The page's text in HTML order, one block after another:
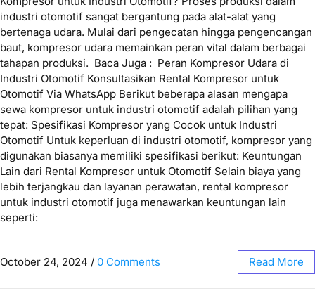
industri otomotif sangat bergantung pada alat-alat yang
bertenaga udara. Mulai dari pengecatan hingga pengencangan
baut, kompresor udara memainkan peran vital dalam berbagai
tahapan produksi. Baca Juga : Peran Kompresor Udara di
Industri Otomotif Konsultasikan Rental Kompresor untuk
Otomotif Via WhatsApp Berikut beberapa alasan mengapa
sewa kompresor untuk industri otomotif adalah pilihan yang
tepat: Spesifikasi Kompresor yang Cocok untuk Industri
Otomotif Untuk keperluan di industri otomotif, kompresor yang
digunakan biasanya memiliki spesifikasi berikut: Keuntungan
Lain dari Rental Kompresor untuk Otomotif Selain biaya yang
lebih terjangkau dan layanan perawatan, rental kompresor
untuk industri otomotif juga menawarkan keuntungan lain
seperti:
October 24, 2024 / 0 Comments Read More